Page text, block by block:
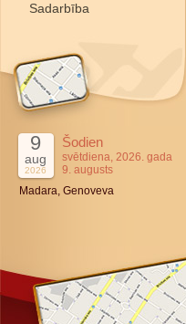
Sadarbība
9
aug
2026
Šodien
svētdiena, 2026. gada
9. augusts
Madara, Genoveva